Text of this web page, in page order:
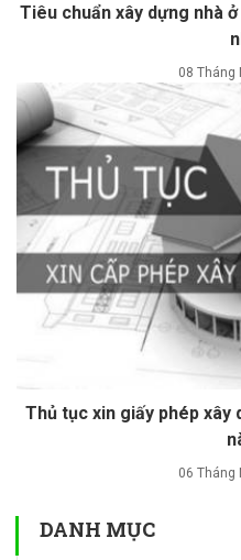
Tiêu chuẩn xây dựng nhà
08 Tháng
Thủ tục xin giấy phép xây
06 Tháng
DANH MỤC